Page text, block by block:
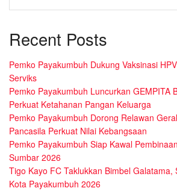
Recent Posts
Pemko Payakumbuh Dukung Vaksinasi
Serviks
Pemko Payakumbuh Luncurkan GEMPITA
Perkuat Ketahanan Pangan Keluarga
Pemko Payakumbuh Dorong Relawan
Pancasila Perkuat Nilai Kebangsaan
Pemko Payakumbuh Siap Kawal
Sumbar 2026
Tigo Kayo FC Taklukkan Bimbel Galatama,
Kota Payakumbuh 2026